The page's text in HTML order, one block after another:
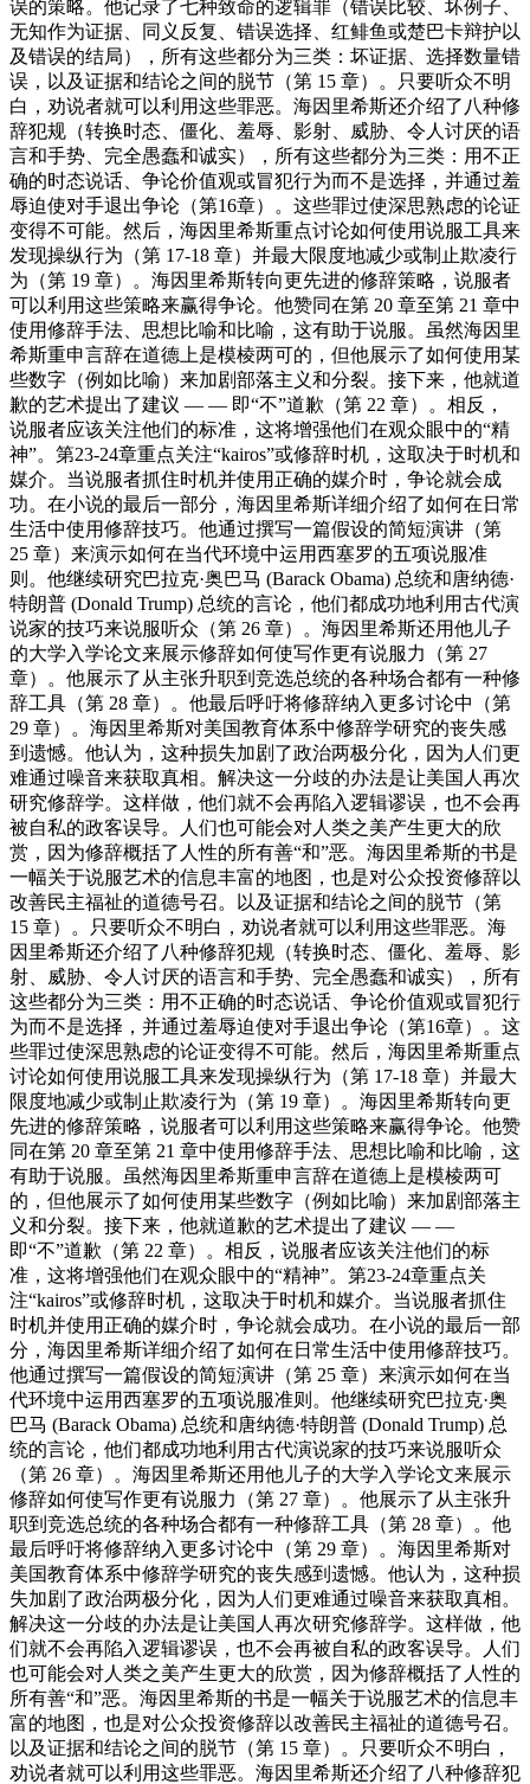
误的策略。他记录了七种致命的逻辑罪（错误比较、坏例子、
无知作为证据、同义反复、错误选择、红鲱鱼或楚巴卡辩护以
及错误的结局），所有这些都分为三类：坏证据、选择数量错
误，以及证据和结论之间的脱节（第 15 章）。只要听众不明
白，劝说者就可以利用这些罪恶。海因里希斯还介绍了八种修
辞犯规（转换时态、僵化、羞辱、影射、威胁、令人讨厌的语
言和手势、完全愚蠢和诚实），所有这些都分为三类：用不正
确的时态说话、争论价值观或冒犯行为而不是选择，并通过羞
辱迫使对手退出争论（第16章）。这些罪过使深思熟虑的论证
变得不可能。然后，海因里希斯重点讨论如何使用说服工具来
发现操纵行为（第 17-18 章）并最大限度地减少或制止欺凌行
为（第 19 章）。海因里希斯转向更先进的修辞策略，说服者
可以利用这些策略来赢得争论。他赞同在第 20 章至第 21 章中
使用修辞手法、思想比喻和比喻，这有助于说服。虽然海因里
希斯重申言辞在道德上是模棱两可的，但他展示了如何使用某
些数字（例如比喻）来加剧部落主义和分裂。接下来，他就道
歉的艺术提出了建议 — — 即“不”道歉（第 22 章）。相反，
说服者应该关注他们的标准，这将增强他们在观众眼中的“精
神”。第23-24章重点关注“kairos”或修辞时机，这取决于时机和
媒介。当说服者抓住时机并使用正确的媒介时，争论就会成
功。在小说的最后一部分，海因里希斯详细介绍了如何在日常
生活中使用修辞技巧。他通过撰写一篇假设的简短演讲（第
25 章）来演示如何在当代环境中运用西塞罗的五项说服准
则。他继续研究巴拉克·奥巴马 (Barack Obama) 总统和唐纳德·
特朗普 (Donald Trump) 总统的言论，他们都成功地利用古代演
说家的技巧来说服听众（第 26 章）。海因里希斯还用他儿子
的大学入学论文来展示修辞如何使写作更有说服力（第 27
章）。他展示了从主张升职到竞选总统的各种场合都有一种修
辞工具（第 28 章）。他最后呼吁将修辞纳入更多讨论中（第
29 章）。海因里希斯对美国教育体系中修辞学研究的丧失感
到遗憾。他认为，这种损失加剧了政治两极分化，因为人们更
难通过噪音来获取真相。解决这一分歧的办法是让美国人再次
研究修辞学。这样做，他们就不会再陷入逻辑谬误，也不会再
被自私的政客误导。人们也可能会对人类之美产生更大的欣
赏，因为修辞概括了人性的所有善“和”恶。海因里希斯的书是
一幅关于说服艺术的信息丰富的地图，也是对公众投资修辞以
改善民主福祉的道德号召。以及证据和结论之间的脱节（第
15 章）。只要听众不明白，劝说者就可以利用这些罪恶。海
因里希斯还介绍了八种修辞犯规（转换时态、僵化、羞辱、影
射、威胁、令人讨厌的语言和手势、完全愚蠢和诚实），所有
这些都分为三类：用不正确的时态说话、争论价值观或冒犯行
为而不是选择，并通过羞辱迫使对手退出争论（第16章）。这
些罪过使深思熟虑的论证变得不可能。然后，海因里希斯重点
讨论如何使用说服工具来发现操纵行为（第 17-18 章）并最大
限度地减少或制止欺凌行为（第 19 章）。海因里希斯转向更
先进的修辞策略，说服者可以利用这些策略来赢得争论。他赞
同在第 20 章至第 21 章中使用修辞手法、思想比喻和比喻，这
有助于说服。虽然海因里希斯重申言辞在道德上是模棱两可
的，但他展示了如何使用某些数字（例如比喻）来加剧部落主
义和分裂。接下来，他就道歉的艺术提出了建议 — —
即“不”道歉（第 22 章）。相反，说服者应该关注他们的标
准，这将增强他们在观众眼中的“精神”。第23-24章重点关
注“kairos”或修辞时机，这取决于时机和媒介。当说服者抓住
时机并使用正确的媒介时，争论就会成功。在小说的最后一部
分，海因里希斯详细介绍了如何在日常生活中使用修辞技巧。
他通过撰写一篇假设的简短演讲（第 25 章）来演示如何在当
代环境中运用西塞罗的五项说服准则。他继续研究巴拉克·奥
巴马 (Barack Obama) 总统和唐纳德·特朗普 (Donald Trump) 总
统的言论，他们都成功地利用古代演说家的技巧来说服听众
（第 26 章）。海因里希斯还用他儿子的大学入学论文来展示
修辞如何使写作更有说服力（第 27 章）。他展示了从主张升
职到竞选总统的各种场合都有一种修辞工具（第 28 章）。他
最后呼吁将修辞纳入更多讨论中（第 29 章）。海因里希斯对
美国教育体系中修辞学研究的丧失感到遗憾。他认为，这种损
失加剧了政治两极分化，因为人们更难通过噪音来获取真相。
解决这一分歧的办法是让美国人再次研究修辞学。这样做，他
们就不会再陷入逻辑谬误，也不会再被自私的政客误导。人们
也可能会对人类之美产生更大的欣赏，因为修辞概括了人性的
所有善“和”恶。海因里希斯的书是一幅关于说服艺术的信息丰
富的地图，也是对公众投资修辞以改善民主福祉的道德号召。
以及证据和结论之间的脱节（第 15 章）。只要听众不明白，
劝说者就可以利用这些罪恶。海因里希斯还介绍了八种修辞犯